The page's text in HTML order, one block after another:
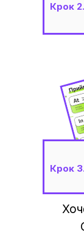
Крок 2.
Крок 3.